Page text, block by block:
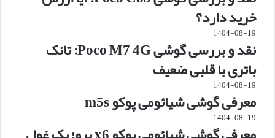
خرید دارد؟
1404-08-19
نقد و بررسی گوشی Poco M7 4G: تانک
باتری با قلبی ضعیف
1404-08-19
معرفی گوشی شیائومی پوکو m5s
1404-08-19